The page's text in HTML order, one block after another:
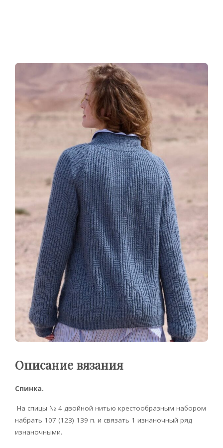
Описание вязания
Спинка.
На спицы № 4 двойной нитью крестообразным набором
набрать 107 (123) 139 п. и связать 1 изнаночный ряд
изнаночными.